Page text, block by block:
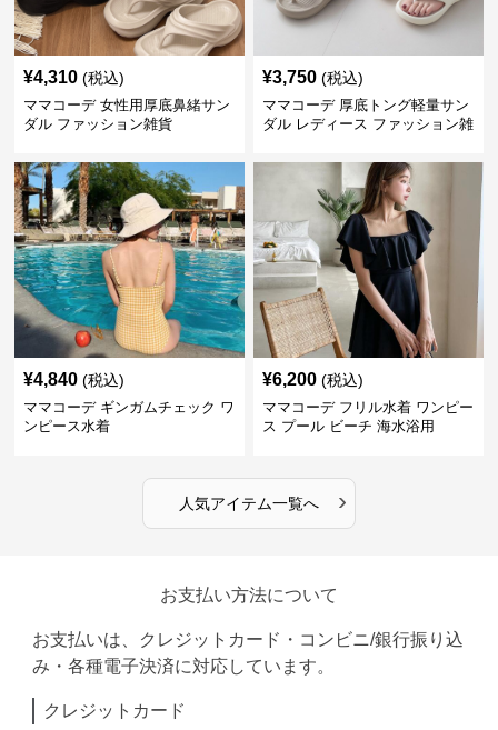
¥4,310 (税込)
ママコーデ 女性用厚底鼻緒サン
ダル ファッション雑貨
¥3,750 (税込)
ママコーデ 厚底トング軽量サン
ダル レディース ファッション雑
¥4,840 (税込)
ママコーデ ギンガムチェック ワ
ンピース水着
¥6,200 (税込)
ママコーデ フリル水着 ワンピー
ス プール ビーチ 海水浴用
人気アイテム一覧へ ›
お支払い方法について
お支払いは、クレジットカード・コンビニ/銀行振り込
み・各種電子決済に対応しています。
クレジットカード